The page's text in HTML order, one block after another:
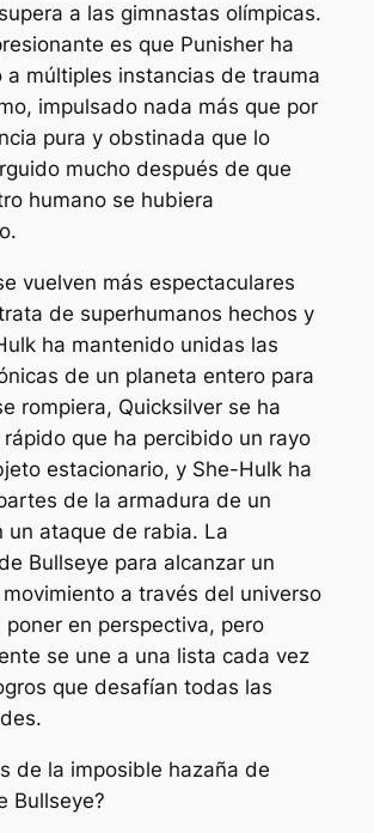
a las gimnastas olímpicas.
es que Punisher ha
a múltiples instancias de trauma
impulsado nada más que por
pura y obstinada que lo
mucho después de que
humano se hubiera
vuelven más espectaculares
de superhumanos hechos y
ha mantenido unidas las
de un planeta entero para
rompiera, Quicksilver se ha
que ha percibido un rayo
estacionario, y She-Hulk ha
de la armadura de un
un ataque de rabia. La
Bullseye para alcanzar un
a través del universo
en perspectiva, pero
se une a una lista cada vez
que desafían todas las
de la imposible hazaña de
Bullseye?